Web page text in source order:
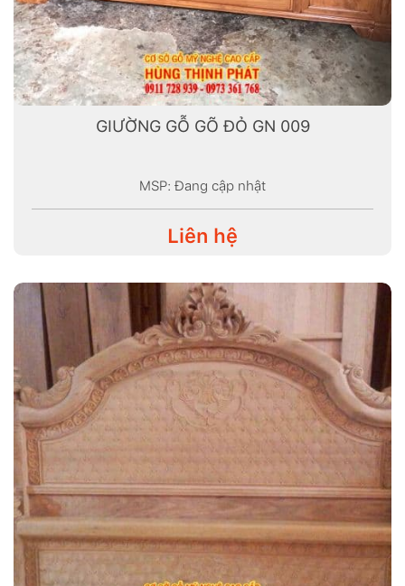
GIƯỜNG GỖ GÕ ĐỎ GN 009
MSP: Đang cập nhật
Liên hệ